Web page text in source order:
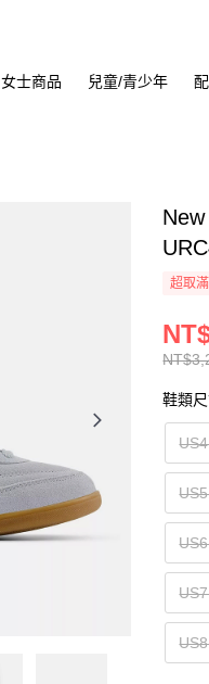
女士商品 兒童/青少年
超取
鞋類